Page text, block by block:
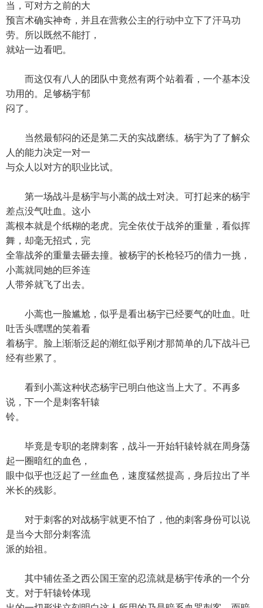
当，可对方之前的大
预言术确实神奇，并且在营救公主的行动中立下了汗马功
劳。所以既然不能打，
就站一边看吧。
而这仅有八人的团队中竟然有两个站着看，一个基本没
功用的。足够杨宇郁
闷了。
当然最郁闷的还是第二天的实战磨练。杨宇为了了解众
人的能力决定一对一
与众人以对方的职业比试。
第一场战斗是杨宇与小蒿的战士对决。可打起来的杨宇
差点没气吐血。这小
蒿根本就是个纸糊的老虎。完全依仗于战斧的重量，看似挥
舞，却毫无招式，完
全靠战斧的重量去砸去撞。被杨宇的长枪轻巧的借力一挑，
小蒿就同她的巨斧连
人带斧就飞了出去。
小蒿也一脸尴尬，似乎是看出杨宇已经要气的吐血。吐
吐舌头嘿嘿的笑着看
着杨宇。脸上渐渐泛起的潮红似乎刚才那简单的几下战斗已
经有些累了。
看到小蒿这种状态杨宇已明白他这当上大了。不再多
说，下一个是刺客轩辕
铃。
毕竟是专职的老牌刺客，战斗一开始轩辕铃就在周身荡
起一圈暗红的血色，
眼中似乎也泛起了一丝血色，速度猛然提高，身后拉出了半
米长的残影。
对于刺客的对战杨宇就更不怕了，他的刺客身份可以说
是当今大部分刺客流
派的始祖。
其中辅佐圣之西公国王室的忍流就是杨宇传承的一个分
支。对于轩辕铃体现